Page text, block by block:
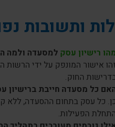
ותשובות
רישיון עסק למסעדה ולמה
אישור המונפק על ידי הרשות
החוק.
כל מסעדה חייבת ברישיון
כל עסק בתחום ההסעדה, ללא
הפעילות.